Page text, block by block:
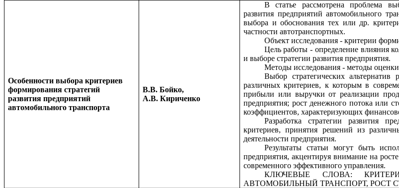
Особенности выбора критериев
формирования стратегий
развития предприятий
автомобильного транспорта
В.В. Бойко,
А.В. Кириченко
В статье рассмотрена проблема
развития предприятий автомобильного
выбора и обоснования тех или др.
частности автотранспортных.
Объект исследования - критерии
Цель работы - определение влияния
и выборе стратегии развития предприятия.
Методы исследования - методы
Выбор стратегических альтернатив
различных критериев, к которым в
прибыли или выручки от реализации
предприятия; рост денежного потока или
коэффициентов, характеризующих
Разработка стратегии развития
критериев, принятия решений из
деятельности предприятия.
Результаты статьи могут быть
предприятия, акцентируя внимание на
современного эффективного управления.
КЛЮЧЕВЫЕ СЛОВА:
АВТОМОБИЛЬНЫЙ ТРАНСПОРТ, РОСТ